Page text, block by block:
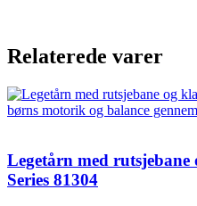
Relaterede varer
Legetårn med rutsjebane
Series 81304